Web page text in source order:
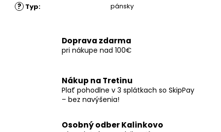
? Typ: pánsky
Doprava zdarma
pri nákupe nad 100€
Nákup na Tretinu
Plať pohodlne v 3 splátkach so SkipPay
– bez navýšenia!
Osobný odber Kalinkovo